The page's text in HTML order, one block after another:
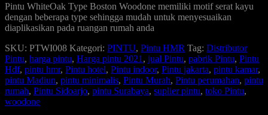
Pintu WhiteOak Type Boston Woodone memiliki motif serat kayu
dengan beberapa type sehingga mudah untuk menyesuaikan
diaplikasikan pada ruangan rumah anda
SKU: PTWI008 Kategori: PINTU, Pintu HMR Tag: Distributor
Pintu, harga pintu, Harga pintu 2021 , jual Pintu, pabrik Pintu, Pintu
Hdf, pintu hmr, Pintu hotel, Pintu indoor, Pintu jakarta, pintu kamar,
pintu Madiun, pintu minimalis, Pintu Murah, Pintu perumahan, pintu
rumah, Pintu Sidoarjo, pintu Surabaya, suplier pintu, toko Pintu,
woodone